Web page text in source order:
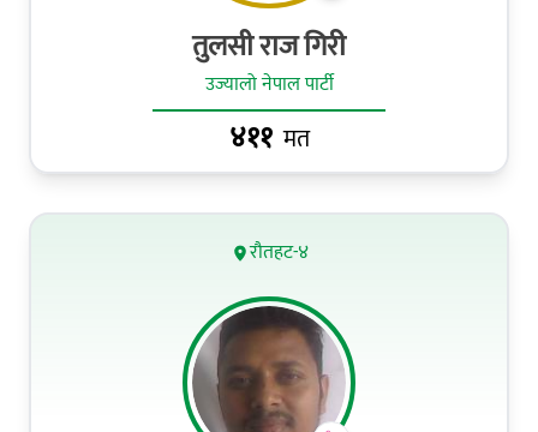
तुलसी राज गिरी
उज्यालो नेपाल पार्टी
४११ मत
रौतहट-४